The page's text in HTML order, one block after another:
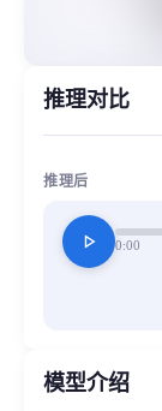
推理对比
推理后
play_arrow 0:00
模型介绍